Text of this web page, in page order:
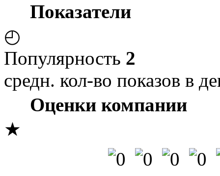
Показатели
◴
Популярность 2
средн. кол-во показов в
Оценки компании
★